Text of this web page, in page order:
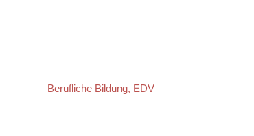
Berufliche Bildung, EDV